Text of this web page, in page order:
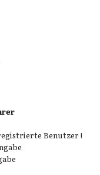
Benutzer !